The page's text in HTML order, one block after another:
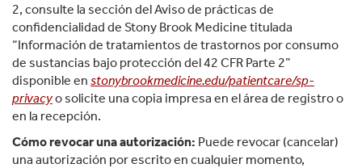
2, consulte la sección del Aviso de prácticas de
confidencialidad de Stony Brook Medicine titulada
“Información de tratamientos de trastornos por consumo
de sustancias bajo protección del 42 CFR Parte 2”
disponible en stonybrookmedicine.edu/patientcare/sp-
privacyo solicite una copia impresa en el área de registro o
en la recepción.
Cómo revocar una autorización: Puede revocar (cancelar)
una autorización por escrito en cualquier momento,